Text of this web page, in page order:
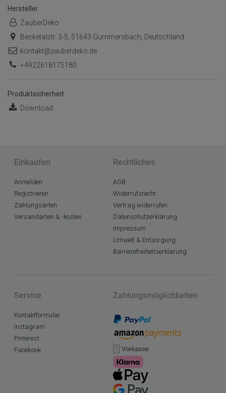
Hersteller
ZauberDeko
Becketalstr. 3-5, 51643 Gummersbach, Deutschland
kontakt@zauberdeko.de
+4922618175180
Produktsicherheit
Download
Einkaufen
Anmelden
Registrieren
Zahlungsarten
Versandarten & -kosten
Rechtliches
AGB
Widerrufsrecht
Vertrag widerrufen
Datenschutzerklärung
Impressum
Umwelt & Entsorgung
Barrierefreiheitserklärung
Service
Kontaktformular
Instagram
Pinterest
Facebook
Zahlungsmöglichkeiten